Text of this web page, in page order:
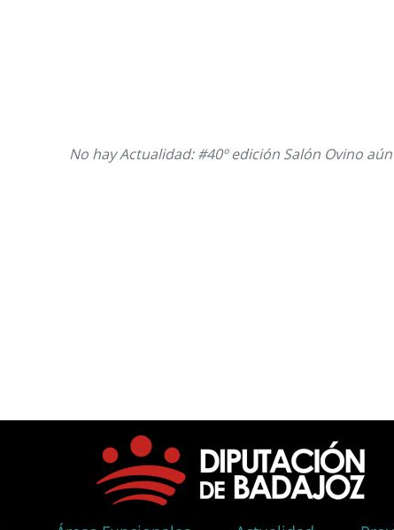
No hay Actualidad: #40º edición Salón Ovino aún